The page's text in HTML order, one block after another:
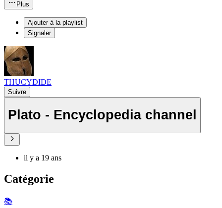
Plus
Ajouter à la playlist
Signaler
THUCYDIDE
Suivre
Plato - Encyclopedia channel
il y a 19 ans
Catégorie
📚